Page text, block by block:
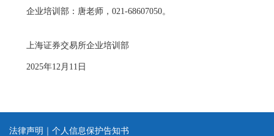
企业培训部：唐老师，021-68607050。
上海证券交易所企业培训部
2025年12月11日
法律声明 个人信息保护告知书